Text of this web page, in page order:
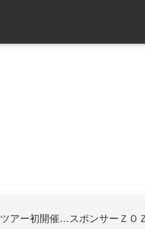
アー初開催…スポンサーＺＯ